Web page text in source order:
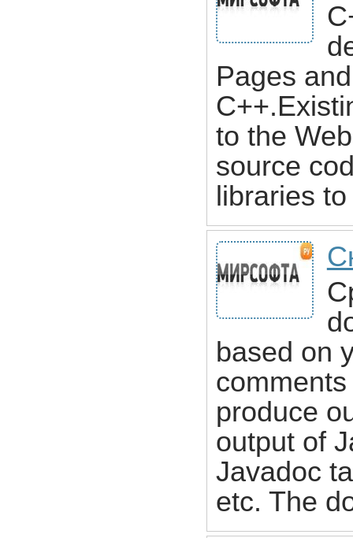
Pages
to the
source
libraries
based on
produce
output of
Javadoc
etc. The